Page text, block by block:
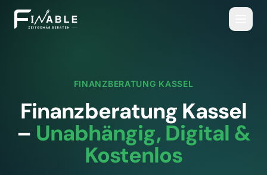
FINANZBERATUNG KASSEL
Finanzberatung Kassel
– Unabhängig, Digital &
Kostenlos